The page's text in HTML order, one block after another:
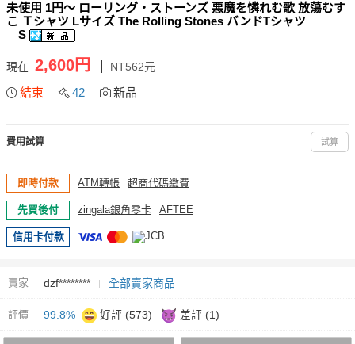
未使用 1円～ ローリング・ストーンズ 悪魔を憐れむ歌 放蕩むす
こ Ｔシャツ Lサイズ The Rolling Stones バンドTシャツ
S
現在 2,600円 NT562元
結束 42 新品
費用試算 試算
即時付款 ATM轉帳 超商代碼繳費
先買後付 zingala銀角零卡 AFTEE
信用卡付款
賣家 dzf******** 全部賣家商品
評價 99.8% 好評 (573) 差評 (1)